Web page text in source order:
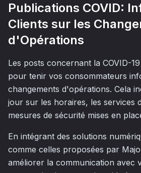
Publications COVID:
Clients sur les
d'Opérations
Les posts concernant la COVID-
pour tenir vos consommateurs
changements d'opérations. Cela
jour sur les horaires, les services
mesures de sécurité mises en
En intégrant des solutions
comme celles proposées par
améliorer la communication avec